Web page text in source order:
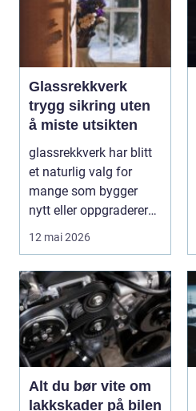
Glassrekkverk
trygg sikring uten
å miste utsikten
glassrekkverk har blitt
et naturlig valg for
mange som bygger
nytt eller oppgraderer
bolig, hytte og...
12 mai 2026
Alt du bør vite om
lakkskader på bilen